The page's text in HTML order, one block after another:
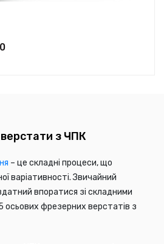
верстати з ЧПК
– це складні процеси, що
варіативності. Звичайний
впоратися зі складними
осьових фрезерних верстатів з